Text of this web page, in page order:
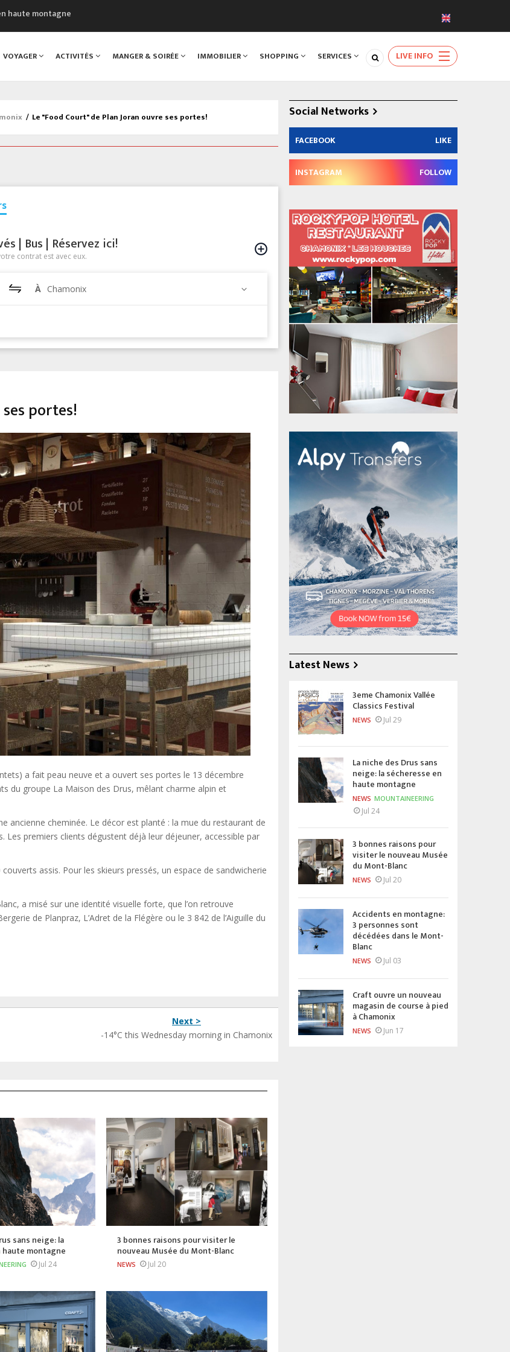
haute montagne
à Chamonix
VOYAGER ACTIVITÉS MANGER & SOIRÉE IMMOBILIER SHOPPING SERVICES LIVE INFO
/ Le "Food Court" de Plan Joran ouvre ses portes!
| Bus | Réservez ici!
contrat est avec eux.
À Chamonix
portes!
a fait peau neuve et a ouvert ses portes le 13 décembre
du groupe La Maison des Drus, mêlant charme alpin et
ancienne cheminée. Le décor est planté : la mue du restaurant de
Les premiers clients dégustent déjà leur déjeuner, accessible par
assis. Pour les skieurs pressés, un espace de sandwicherie
a misé sur une identité visuelle forte, que l’on retrouve
de Planpraz, L’Adret de la Flégère ou le 3 842 de l’Aiguille du
Next >
-14°C this Wednesday morning in Chamonix
sans neige: la
montagne
Jul 24
3 bonnes raisons pour visiter le
nouveau Musée du Mont-Blanc
NEWS Jul 20
Social Networks
FACEBOOK LIKE
INSTAGRAM FOLLOW
Latest News
3eme Chamonix Vallée
Classics Festival
NEWS Jul 29
La niche des Drus sans
neige: la sécheresse en
haute montagne
NEWS MOUNTAINEERING
Jul 24
3 bonnes raisons pour
visiter le nouveau Musée
du Mont-Blanc
NEWS Jul 20
Accidents en montagne:
3 personnes sont
décédées dans le Mont-
Blanc
NEWS Jul 03
Craft ouvre un nouveau
magasin de course à pied
à Chamonix
NEWS Jun 17